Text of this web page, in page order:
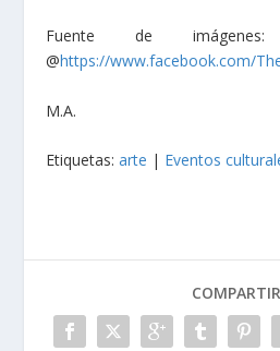
Fuente de
@https://www.facebook.com/
M.A.
Etiquetas:arte | Eventos